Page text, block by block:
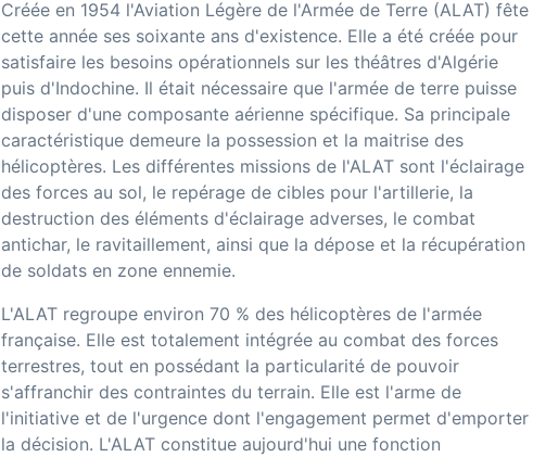
Créée en 1954 l'Aviation Légère de l'Armée de Terre (ALAT) fête
cette année ses soixante ans d'existence. Elle a été créée pour
satisfaire les besoins opérationnels sur les théâtres d'Algérie
puis d'Indochine. Il était nécessaire que l'armée de terre puisse
disposer d'une composante aérienne spécifique. Sa principale
caractéristique demeure la possession et la maitrise des
hélicoptères. Les différentes missions de l'ALAT sont l'éclairage
des forces au sol, le repérage de cibles pour l'artillerie, la
destruction des éléments d'éclairage adverses, le combat
antichar, le ravitaillement, ainsi que la dépose et la récupération
de soldats en zone ennemie.
L'ALAT regroupe environ 70 % des hélicoptères de l'armée
française. Elle est totalement intégrée au combat des forces
terrestres, tout en possédant la particularité de pouvoir
s'affranchir des contraintes du terrain. Elle est l'arme de
l'initiative et de l'urgence dont l'engagement permet d'emporter
la décision. L'ALAT constitue aujourd'hui une fonction